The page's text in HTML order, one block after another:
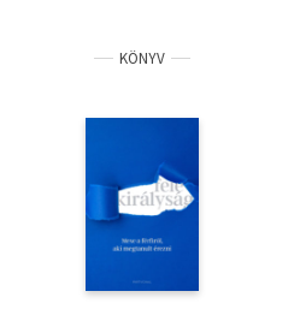
KÖNYV